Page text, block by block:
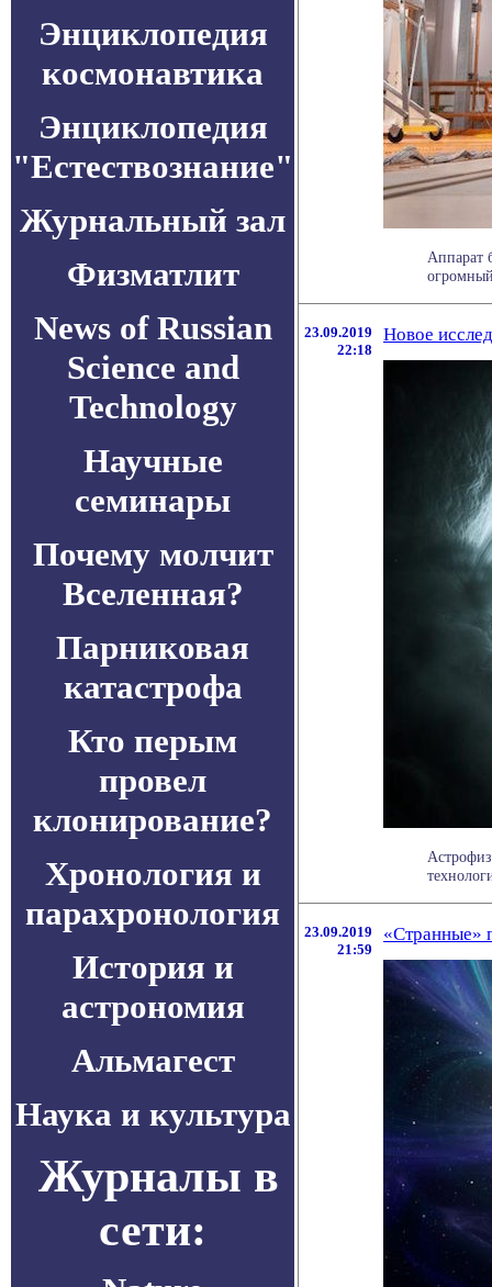
Энциклопедия
космонавтика
Энциклопедия
"Естествознание"
Журнальный зал
Физматлит
News of Russian
Science and
Technology
Научные
семинары
Почему молчит
Вселенная?
Парниковая
катастрофа
Кто перым
провел
клонирование?
Хронология и
парахронология
История и
астрономия
Альмагест
Наука и культура
Журналы в
сети:
Аппарат
23.09.2019
22:18
Новое
23.09.2019
21:59
«Странные»